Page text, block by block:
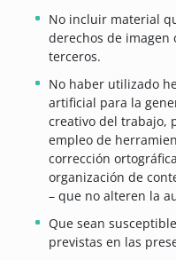
No incluir material
derechos de imagen
terceros.
No haber utilizado
artificial para la
creativo del trabajo,
empleo de
corrección
organización de
– que no alteren la
Que sean
previstas en las